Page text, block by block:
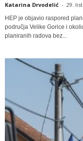
Katarina Drvodelić - 29.
HEP je objavio raspored
područja Velike Gorice i
planiranih radova bez...